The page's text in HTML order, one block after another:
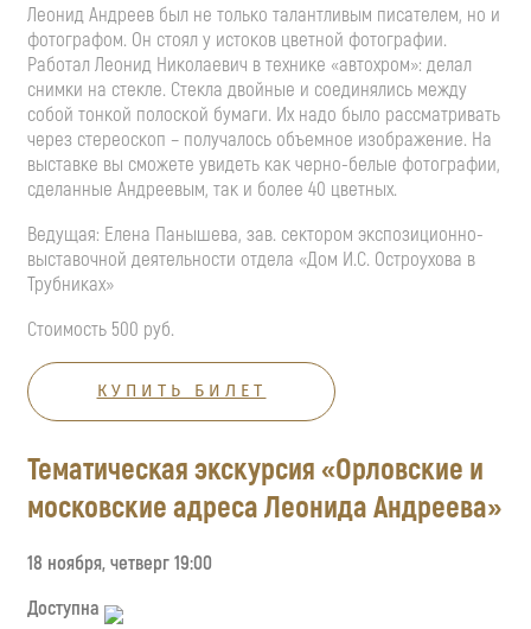
Леонид Андреев был не только талантливым писателем, но и
фотографом. Он стоял у истоков цветной фотографии.
Работал Леонид Николаевич в технике «автохром»: делал
снимки на стекле. Стекла двойные и соединялись между
собой тонкой полоской бумаги. Их надо было рассматривать
через стереоскоп – получалось объемное изображение. На
выставке вы сможете увидеть как черно-белые фотографии,
сделанные Андреевым, так и более 40 цветных.
Ведущая: Елена Панышева, зав. сектором экспозиционно-
выставочной деятельности отдела «Дом И.С. Остроухова в
Трубниках»
Стоимость 500 руб.
КУПИТЬ БИЛЕТ
Тематическая экскурсия «Орловские и
московские адреса Леонида Андреева»
18 ноября, четверг 19:00
Доступна